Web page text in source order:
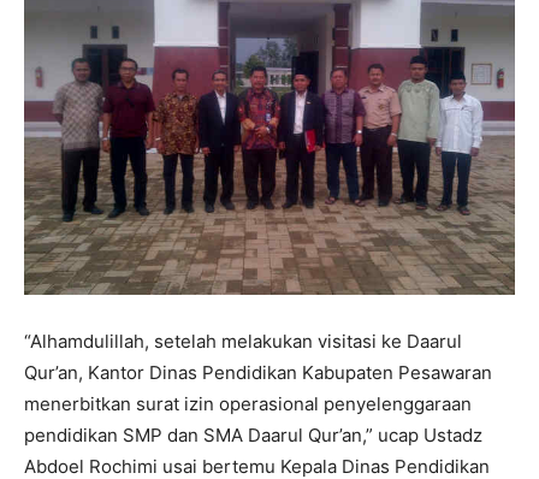
“Alhamdulillah, setelah melakukan visitasi ke Daarul
Qur’an, Kantor Dinas Pendidikan Kabupaten Pesawaran
menerbitkan surat izin operasional penyelenggaraan
pendidikan SMP dan SMA Daarul Qur’an,” ucap Ustadz
Abdoel Rochimi usai bertemu Kepala Dinas Pendidikan